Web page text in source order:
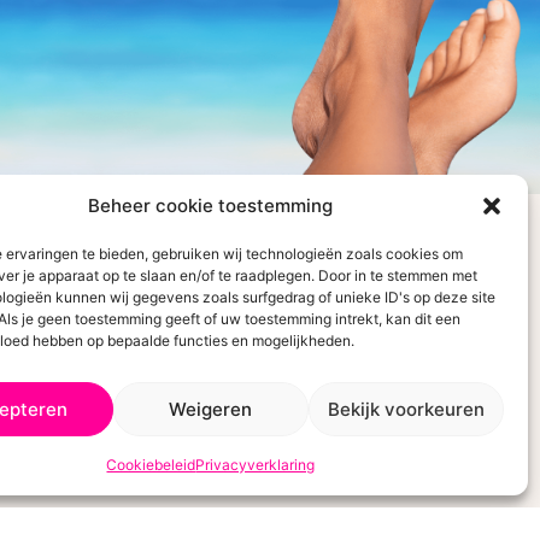
Beheer cookie toestemming
ervaringen te bieden, gebruiken wij technologieën zoals cookies om
je apparaat op te slaan en/of te raadplegen. Door in te stemmen met
kunnen wij gegevens zoals surfgedrag of unieke ID's op deze site
je geen toestemming geeft of uw toestemming intrekt, kan dit een
hebben op bepaalde functies en mogelijkheden.
Weigeren Bekijk voorkeuren
CookiebeleidPrivacyverklaring
VOLGENDE
Ivm vakantietijd kan het iets langer
duren voor je pakketje op de mat
valt maar we werken er hard aan
om het zo snel mogelijk te
versturen!